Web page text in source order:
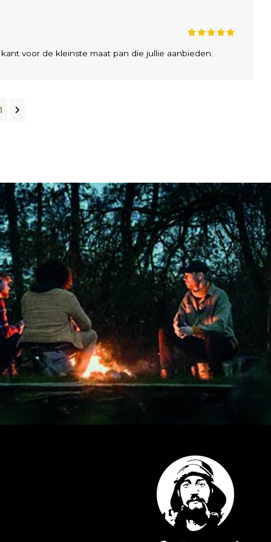
voor de kleinste maat pan die jullie aanbieden.
1